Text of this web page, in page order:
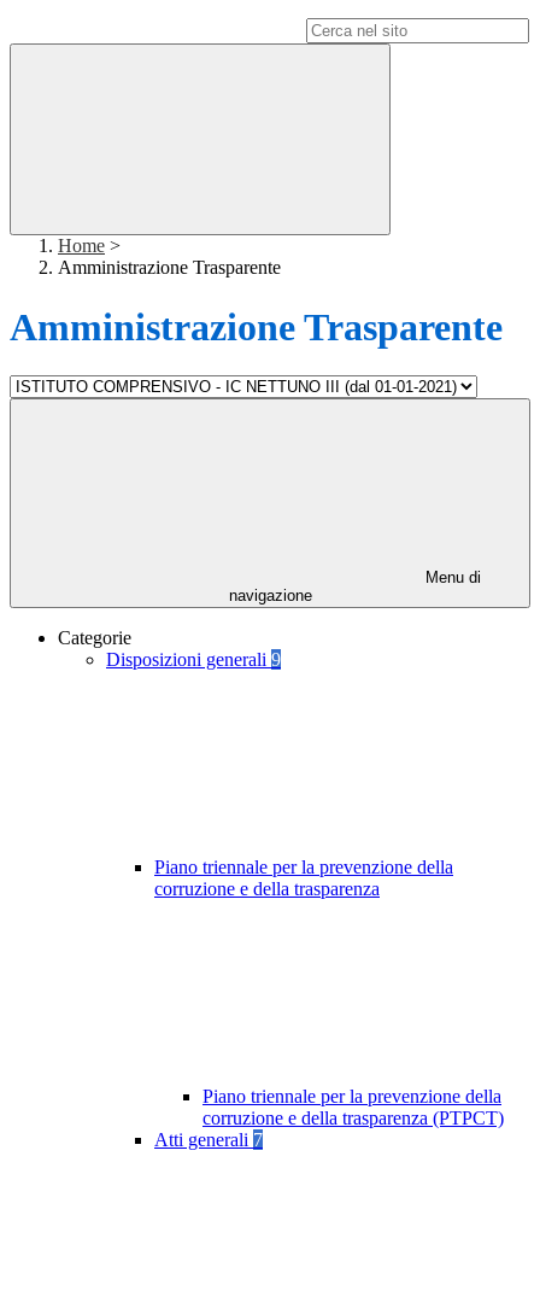
Home >
Amministrazione Trasparente
Amministrazione Trasparente
Menu di
navigazione
Categorie
Disposizioni generali 9
Piano triennale per la prevenzione della
corruzione e della trasparenza
Piano triennale per la prevenzione della
corruzione e della trasparenza (PTPCT)
Atti generali 7